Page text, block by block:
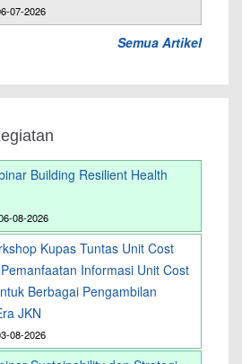
07-2026
Semua Artikel
Building Resilient Health
08-2026
Kupas Tuntas Unit Cost
Informasi Unit Cost
Berbagai Pengambilan
JKN
08-2026